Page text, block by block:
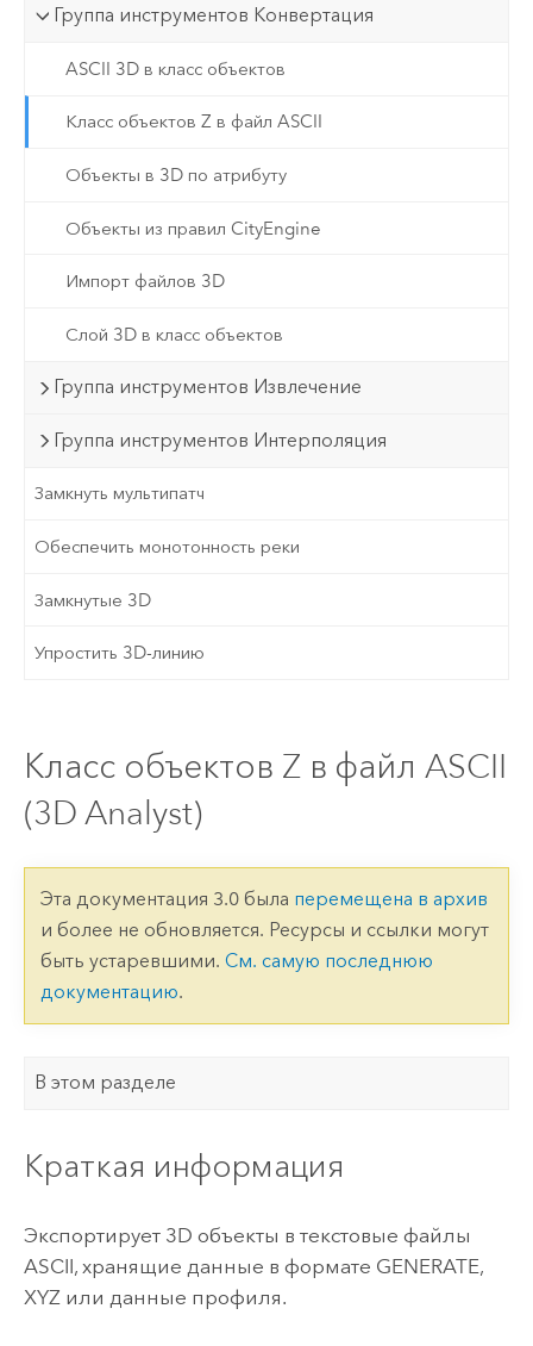
Группа инструментов Конвертация
ASCII 3D в класс объектов
Класс объектов Z в файл ASCII
Объекты в 3D по атрибуту
Объекты из правил CityEngine
Импорт файлов 3D
Слой 3D в класс объектов
Группа инструментов Извлечение
Группа инструментов Интерполяция
Замкнуть мультипатч
Обеспечить монотонность реки
Замкнутые 3D
Упростить 3D-линию
Класс объектов Z в файл ASCII
(3D Analyst)
Эта документация 3.0 была перемещена в архив
и более не обновляется. Ресурсы и ссылки могут
быть устаревшими. См. самую последнюю
документацию.
В этом разделе
Краткая информация
Экспортирует 3D объекты в текстовые файлы
ASCII, хранящие данные в формате GENERATE,
XYZ или данные профиля.